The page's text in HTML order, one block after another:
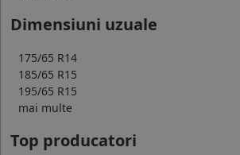
Dimensiuni uzuale
175/65 R14
185/65 R15
195/65 R15
mai multe
Top producatori